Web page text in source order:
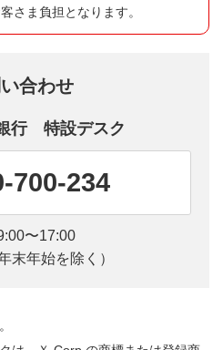
さま負担となります。
合わせ
行 特設デスク
700-234
〜17:00
末年始を除く）